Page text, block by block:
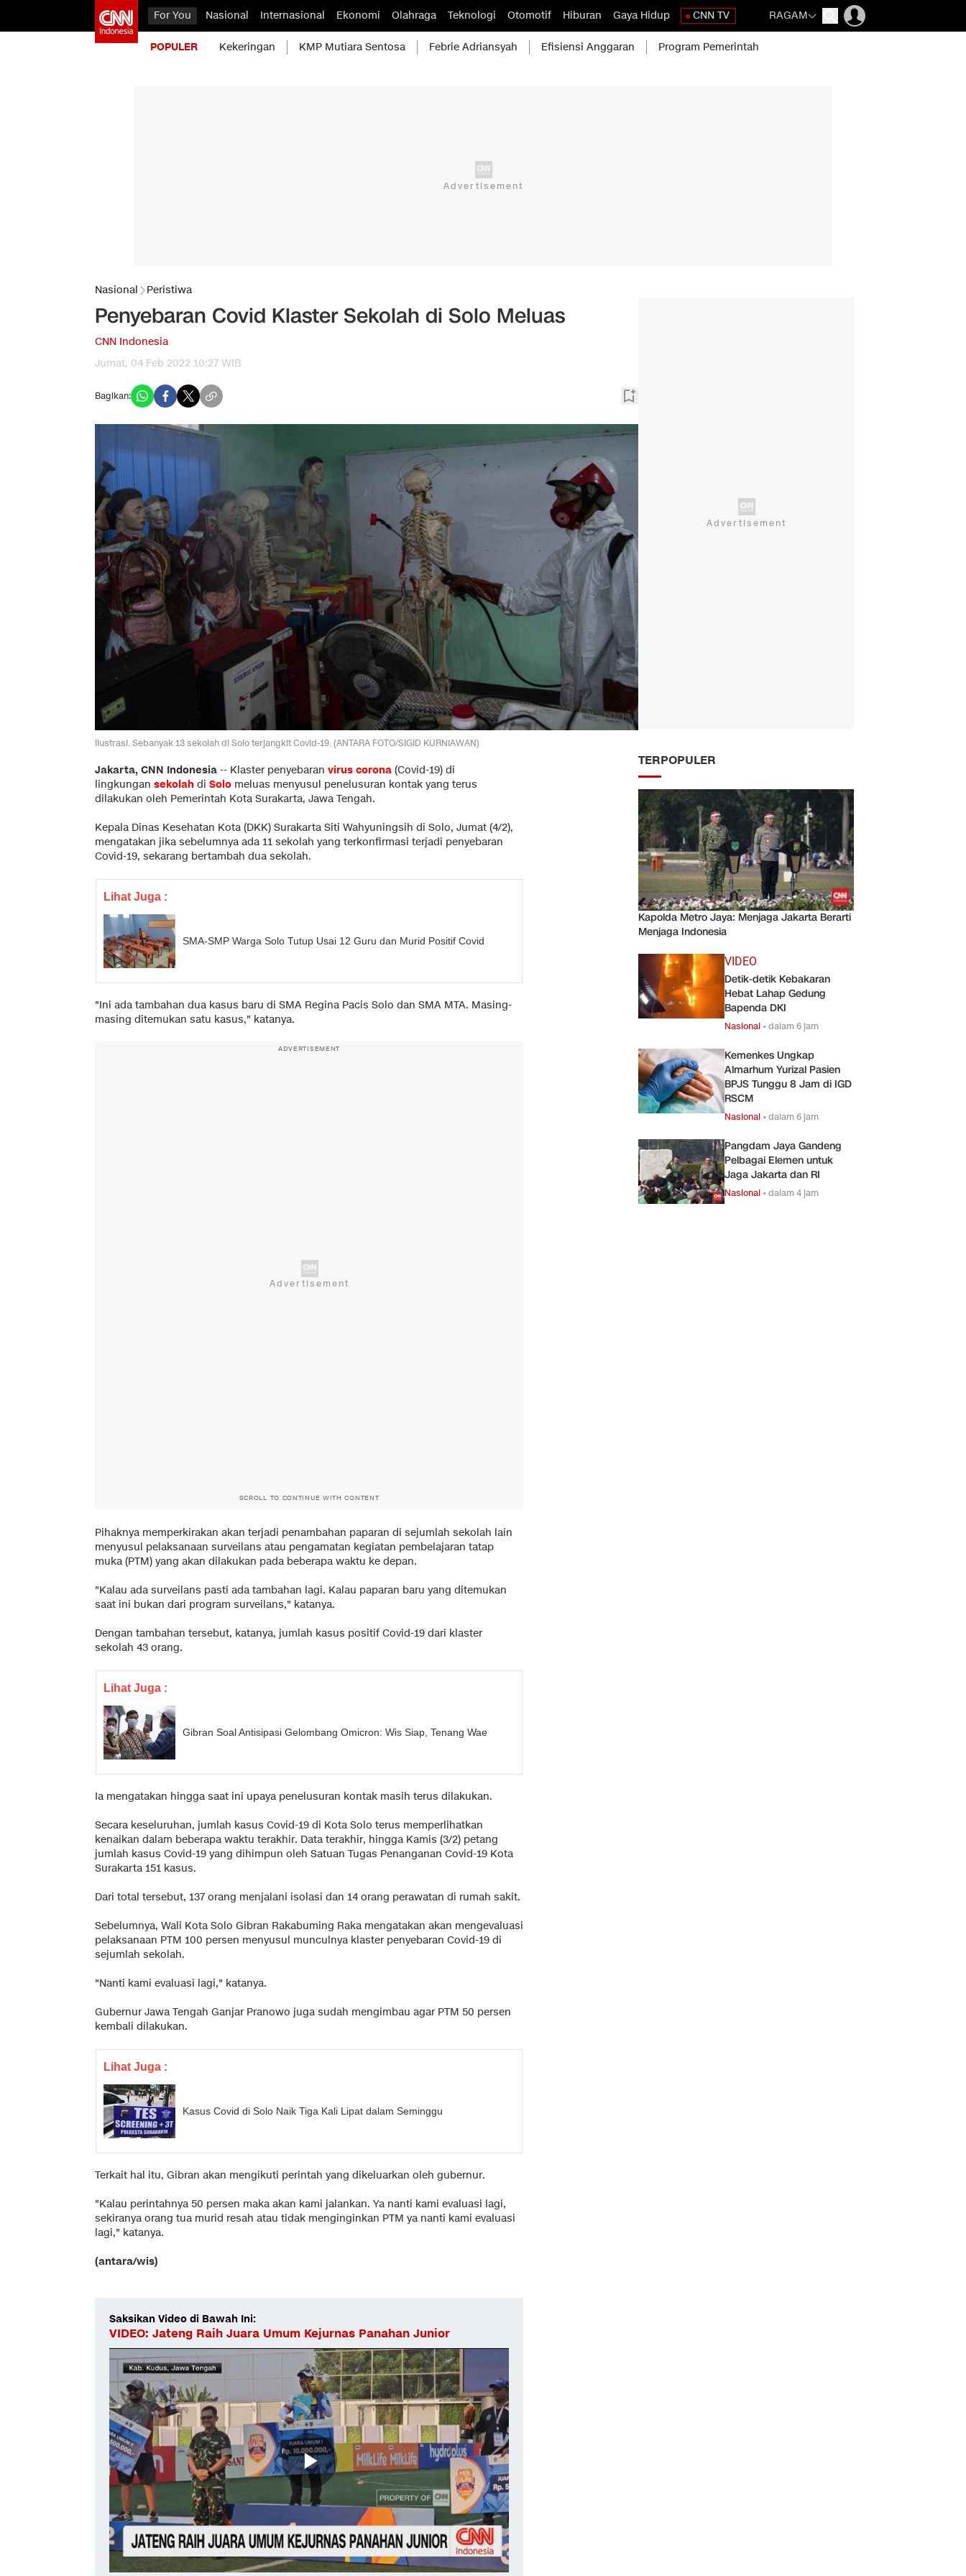
For You Nasional Internasional Ekonomi Olahraga Teknologi Otomotif Hiburan Gaya Hidup CNN TV RAGAM
POPULER Kekeringan KMP Mutiara Sentosa Febrie Adriansyah Efisiensi Anggaran Program Pemerintah
Nasional Peristiwa
Penyebaran Covid Klaster Sekolah di Solo Meluas
CNN Indonesia
Jumat, 04 Feb 2022 10:27 WIB
Bagikan:
Ilustrasi. Sebanyak 13 sekolah di Solo terjangkit Covid-19. (ANTARA FOTO/SIGID KURNIAWAN)
Jakarta, CNN Indonesia -- Klaster penyebaran virus corona (Covid-19) di
lingkungan sekolah di Solo meluas menyusul penelusuran kontak yang terus
dilakukan oleh Pemerintah Kota Surakarta, Jawa Tengah.
Kepala Dinas Kesehatan Kota (DKK) Surakarta Siti Wahyuningsih di Solo, Jumat (4/2),
mengatakan jika sebelumnya ada 11 sekolah yang terkonfirmasi terjadi penyebaran
Covid-19, sekarang bertambah dua sekolah.
Lihat Juga :
SMA-SMP Warga Solo Tutup Usai 12 Guru dan Murid Positif Covid
"Ini ada tambahan dua kasus baru di SMA Regina Pacis Solo dan SMA MTA. Masing-
masing ditemukan satu kasus," katanya.
ADVERTISEMENT
SCROLL TO CONTINUE WITH CONTENT
Pihaknya memperkirakan akan terjadi penambahan paparan di sejumlah sekolah lain
menyusul pelaksanaan surveilans atau pengamatan kegiatan pembelajaran tatap
muka (PTM) yang akan dilakukan pada beberapa waktu ke depan.
"Kalau ada surveilans pasti ada tambahan lagi. Kalau paparan baru yang ditemukan
saat ini bukan dari program surveilans," katanya.
Dengan tambahan tersebut, katanya, jumlah kasus positif Covid-19 dari klaster
sekolah 43 orang.
Lihat Juga :
Gibran Soal Antisipasi Gelombang Omicron: Wis Siap, Tenang Wae
Ia mengatakan hingga saat ini upaya penelusuran kontak masih terus dilakukan.
Secara keseluruhan, jumlah kasus Covid-19 di Kota Solo terus memperlihatkan
kenaikan dalam beberapa waktu terakhir. Data terakhir, hingga Kamis (3/2) petang
jumlah kasus Covid-19 yang dihimpun oleh Satuan Tugas Penanganan Covid-19 Kota
Surakarta 151 kasus.
Dari total tersebut, 137 orang menjalani isolasi dan 14 orang perawatan di rumah sakit.
Sebelumnya, Wali Kota Solo Gibran Rakabuming Raka mengatakan akan mengevaluasi
pelaksanaan PTM 100 persen menyusul munculnya klaster penyebaran Covid-19 di
sejumlah sekolah.
"Nanti kami evaluasi lagi," katanya.
Gubernur Jawa Tengah Ganjar Pranowo juga sudah mengimbau agar PTM 50 persen
kembali dilakukan.
Lihat Juga :
Kasus Covid di Solo Naik Tiga Kali Lipat dalam Seminggu
Terkait hal itu, Gibran akan mengikuti perintah yang dikeluarkan oleh gubernur.
"Kalau perintahnya 50 persen maka akan kami jalankan. Ya nanti kami evaluasi lagi,
sekiranya orang tua murid resah atau tidak menginginkan PTM ya nanti kami evaluasi
lagi," katanya.
(antara/wis)
Saksikan Video di Bawah Ini:
VIDEO: Jateng Raih Juara Umum Kejurnas Panahan Junior
TERPOPULER
Kapolda Metro Jaya: Menjaga Jakarta Berarti
Menjaga Indonesia
VIDEO
Detik-detik Kebakaran
Hebat Lahap Gedung
Bapenda DKI
Nasional •dalam 6 jam
Kemenkes Ungkap
Almarhum Yurizal Pasien
BPJS Tunggu 8 Jam di IGD
RSCM
Nasional •dalam 6 jam
Pangdam Jaya Gandeng
Pelbagai Elemen untuk
Jaga Jakarta dan RI
Nasional •dalam 4 jam